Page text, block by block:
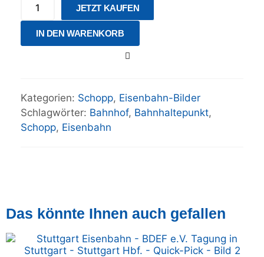
JETZT KAUFEN
IN DEN WARENKORB
Kategorien: Schopp, Eisenbahn-Bilder
Schlagwörter: Bahnhof, Bahnhaltepunkt,
Schopp, Eisenbahn
Das könnte Ihnen auch gefallen